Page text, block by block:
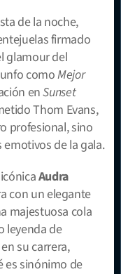
de la noche,
firmado
glamour del
como Mejor
en Sunset
Thom Evans,
profesional, sino
de la gala.
Audra
con un elegante
majestuosa cola
leyenda de
su carrera,
es sinónimo de